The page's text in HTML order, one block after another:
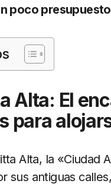
poco presupuesto
Alta: El
para
Alta, la «Ciudad
sus antiguas